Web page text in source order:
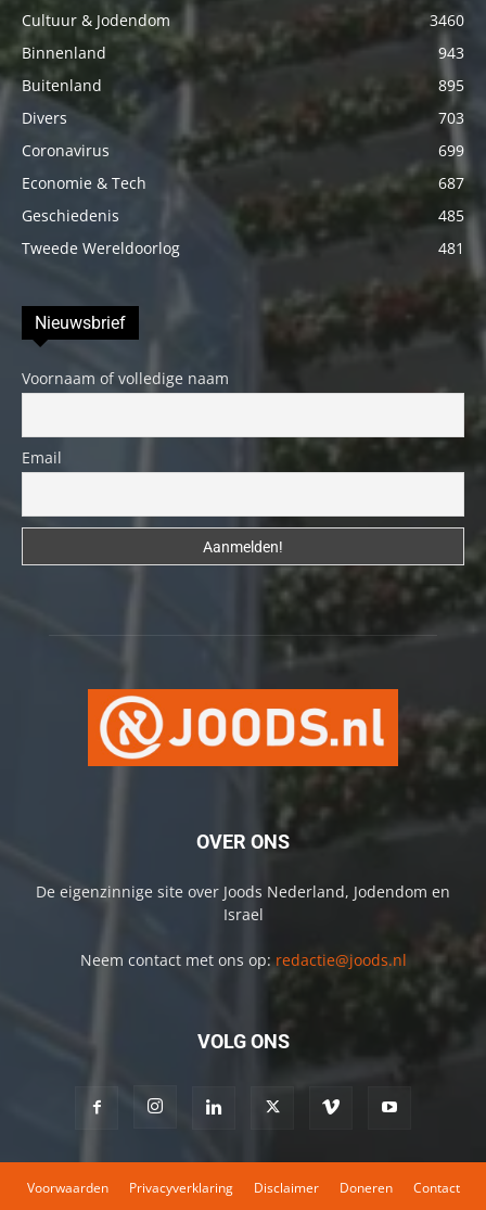
Cultuur & Jodendom
3460
Binnenland
943
Buitenland
895
Divers
703
Coronavirus
699
Economie & Tech
687
Geschiedenis
485
Tweede Wereldoorlog
481
Nieuwsbrief
Voornaam of volledige naam
Email
OVER ONS
De eigenzinnige site over Joods Nederland, Jodendom en
Israel
Neem contact met ons op: redactie@joods.nl
VOLG ONS
Voorwaarden Privacyverklaring Disclaimer Doneren Contact